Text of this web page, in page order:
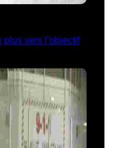
plus vers l’objectif